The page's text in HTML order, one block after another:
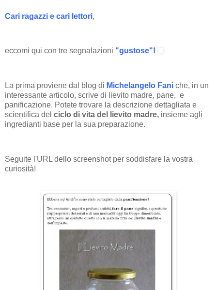
Cari ragazzi e cari lettori,
eccomi qui con tre segnalazioni "gustose"!
La prima proviene dal blog di Michelangelo Fani che, in un
interessante articolo, scrive di lievito madre, pane, e
panificazione. Potete trovare la descrizione dettagliata e
scientifica del ciclo di vita del lievito madre, insieme agli
ingredianti base per la sua preparazione.
Seguite l'URL dello screenshot per soddisfare la vostra
curiosità!